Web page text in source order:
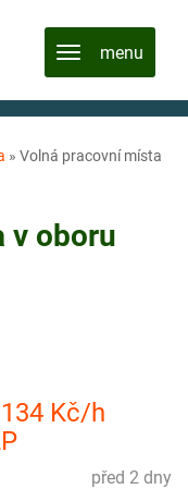
» Volná pracovní místa
v oboru
Kč/h
před 2 dny